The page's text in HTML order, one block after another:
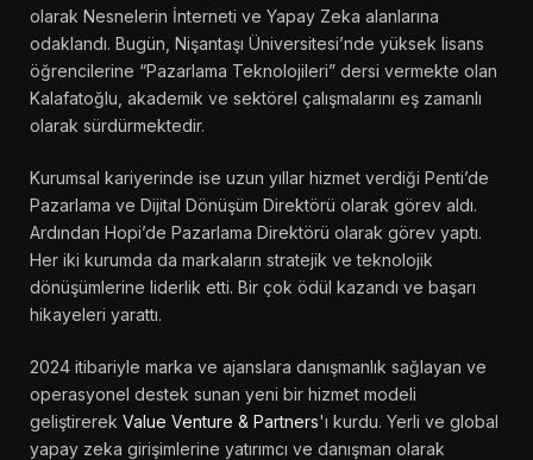
olarak Nesnelerin İnterneti ve Yapay Zeka alanlarına
odaklandı. Bugün, Nişantaşı Üniversitesi’nde yüksek lisans
öğrencilerine “Pazarlama Teknolojileri” dersi vermekte olan
Kalafatoğlu, akademik ve sektörel çalışmalarını eş zamanlı
olarak sürdürmektedir.
Kurumsal kariyerinde ise uzun yıllar hizmet verdiği Penti’de
Pazarlama ve Dijital Dönüşüm Direktörü olarak görev aldı.
Ardından Hopi’de Pazarlama Direktörü olarak görev yaptı.
Her iki kurumda da markaların stratejik ve teknolojik
dönüşümlerine liderlik etti. Bir çok ödül kazandı ve başarı
hikayeleri yarattı.
2024 itibariyle marka ve ajanslara danışmanlık sağlayan ve
operasyonel destek sunan yeni bir hizmet modeli
geliştirerek Value Venture & Partners'ı kurdu. Yerli ve global
yapay zeka girişimlerine yatırımcı ve danışman olarak